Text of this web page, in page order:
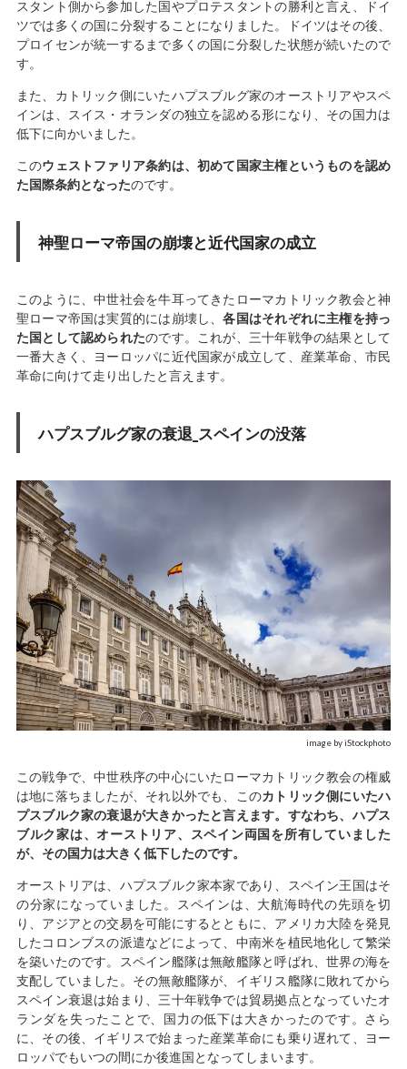
スタント側から参加した国やプロテスタントの勝利と言え、ドイ
ツでは多くの国に分裂することになりました。ドイツはその後、
プロイセンが統一するまで多くの国に分裂した状態が続いたので
す。
また、カトリック側にいたハプスブルグ家のオーストリアやスペ
インは、スイス・オランダの独立を認める形になり、その国力は
低下に向かいました。
このウェストファリア条約は、初めて国家主権というものを認め
た国際条約となったのです。
神聖ローマ帝国の崩壊と近代国家の成立
このように、中世社会を牛耳ってきたローマカトリック教会と神
聖ローマ帝国は実質的には崩壊し、各国はそれぞれに主権を持っ
た国として認められたのです。これが、三十年戦争の結果として
一番大きく、ヨーロッパに近代国家が成立して、産業革命、市民
革命に向けて走り出したと言えます。
ハプスブルグ家の衰退_スペインの没落
image by iStockphoto
この戦争で、中世秩序の中心にいたローマカトリック教会の権威
は地に落ちましたが、それ以外でも、このカトリック側にいたハ
プスブルク家の衰退が大きかったと言えます。すなわち、ハプス
ブルク家は、オーストリア、スペイン両国を所有していました
が、その国力は大きく低下したのです。
オーストリアは、ハプスブルク家本家であり、スペイン王国はそ
の分家になっていました。スペインは、大航海時代の先頭を切
り、アジアとの交易を可能にするとともに、アメリカ大陸を発見
したコロンブスの派遣などによって、中南米を植民地化して繁栄
を築いたのです。スペイン艦隊は無敵艦隊と呼ばれ、世界の海を
支配していました。その無敵艦隊が、イギリス艦隊に敗れてから
スペイン衰退は始まり、三十年戦争では貿易拠点となっていたオ
ランダを失ったことで、国力の低下は大きかったのです。さら
に、その後、イギリスで始まった産業革命にも乗り遅れて、ヨー
ロッパでもいつの間にか後進国となってしまいます。